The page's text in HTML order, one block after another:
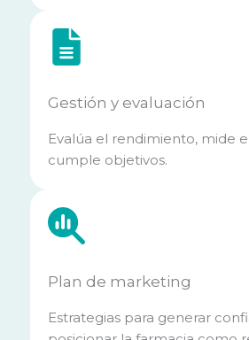
Gestión y evaluación
Evalúa el rendimiento, mide
cumple objetivos.
Plan de marketing
Estrategias para generar